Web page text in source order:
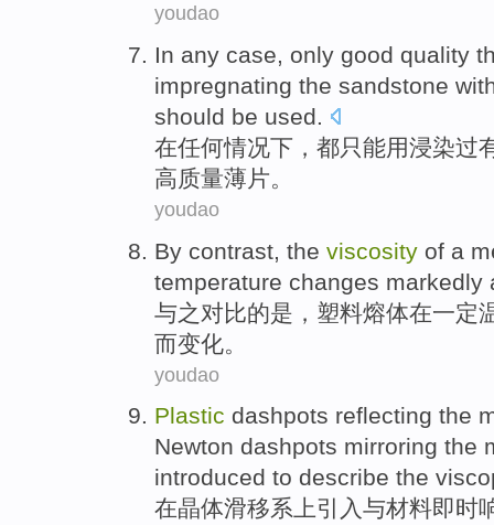
youdao
In any case, only good quality
impregnating the sandstone
should be used.
在任何情况下 ，都只能用浸染过
高质量薄片。
youdao
By contrast the viscosity of a
temperature changes markedly
与之对比的是， 塑料熔体在一定
而变化。
youdao
Plastic dashpots reflecting the
Newton dashpots mirroring the
introduced to describe the
在晶体滑移系上引入与材料即时